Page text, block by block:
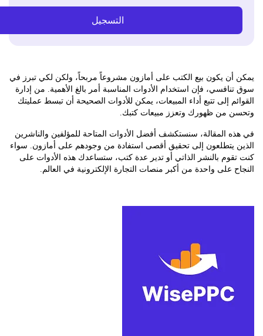
التسجيل
يكون بيع الكتب على أمازون مشروعاً مربحاً، ولكن لكي تبرز في
فإن استخدام الأدوات المناسبة أمر بالغ الأهمية. من إدارة
إلى تتبع أداء المبيعات، يمكن للأدوات الصحيحة أن تبسط عمليتك
من ظهورك وتعزز مبيعات كتبك.
المقالة، سنستكشف أفضل الأدوات المتاحة للمؤلفين والناشرين
يتطلعون إلى تحقيق أقصى استفادة من وجودهم على أمازون. سواء
بالنشر الذاتي أو تدير عدة كتب، ستساعدك هذه الأدوات على
على واحدة من أكبر منصات التجارة الإلكترونية في العالم.